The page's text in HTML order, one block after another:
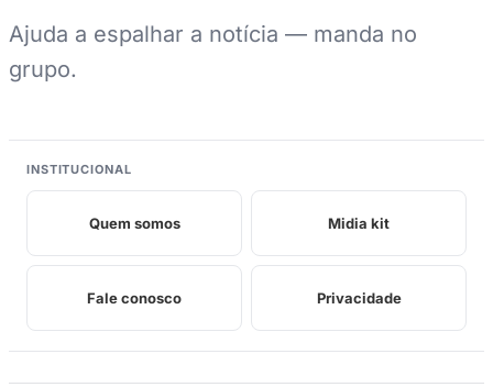
Ajuda a espalhar a notícia — manda no
grupo.
INSTITUCIONAL
Quem somos Midia kit
Fale conosco Privacidade